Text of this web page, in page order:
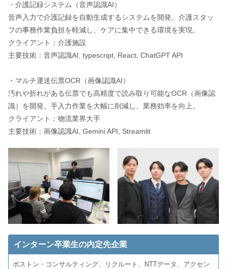
・介護記録システム（音声認識AI）
音声入力で介護記録を自動生成するシステムを開発。介護スタッ
フの事務作業負担を軽減し、ケアに集中できる環境を実現。
クライアント：介護施設
主要技術：音声認識AI, typescript, React, ChatGPT API
・マルチ運送伝票OCR（画像認識AI）
汚れや折れがある伝票でも高精度で読み取り可能なOCR（画像認
識）を開発。手入力作業を大幅に削減し、業務効率を向上。
クライアント：物流業界大手
主要技術：画像認識AI, Gemini API, Streamlit
インターン卒業生の内定先企業
ボストン・コンサルティング、リクルート、NTTデータ、アクセン